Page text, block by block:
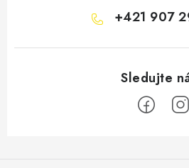
+421 907